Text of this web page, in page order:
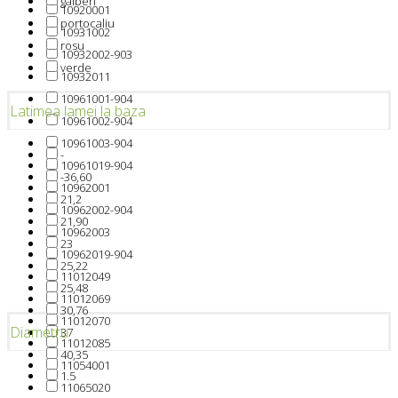
10920001
10931002
10932002-903
10932011
10961001-904
10961002-904
10961003-904
10961019-904
10962001
10962002-904
10962003
10962019-904
11012049
11012069
11012070
11012085
11054001
11065020
portocaliu
rosu
verde
Latimea lamei la baza
-
-36,60
21,2
21,90
23
25,22
25,48
30,76
37
40,35
Diametru
1.5